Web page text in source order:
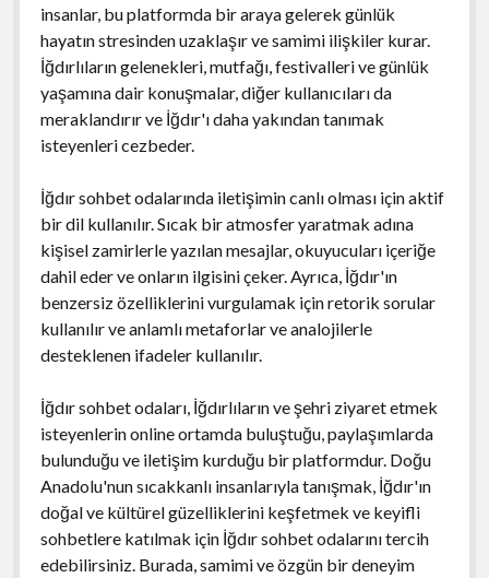
insanlar, bu platformda bir araya gelerek günlük
hayatın stresinden uzaklaşır ve samimi ilişkiler kurar.
İğdırlıların gelenekleri, mutfağı, festivalleri ve günlük
yaşamına dair konuşmalar, diğer kullanıcıları da
meraklandırır ve İğdır'ı daha yakından tanımak
isteyenleri cezbeder.
İğdır sohbet odalarında iletişimin canlı olması için aktif
bir dil kullanılır. Sıcak bir atmosfer yaratmak adına
kişisel zamirlerle yazılan mesajlar, okuyucuları içeriğe
dahil eder ve onların ilgisini çeker. Ayrıca, İğdır'ın
benzersiz özelliklerini vurgulamak için retorik sorular
kullanılır ve anlamlı metaforlar ve analojilerle
desteklenen ifadeler kullanılır.
İğdır sohbet odaları, İğdırlıların ve şehri ziyaret etmek
isteyenlerin online ortamda buluştuğu, paylaşımlarda
bulunduğu ve iletişim kurduğu bir platformdur. Doğu
Anadolu'nun sıcakkanlı insanlarıyla tanışmak, İğdır'ın
doğal ve kültürel güzelliklerini keşfetmek ve keyifli
sohbetlere katılmak için İğdır sohbet odalarını tercih
edebilirsiniz. Burada, samimi ve özgün bir deneyim